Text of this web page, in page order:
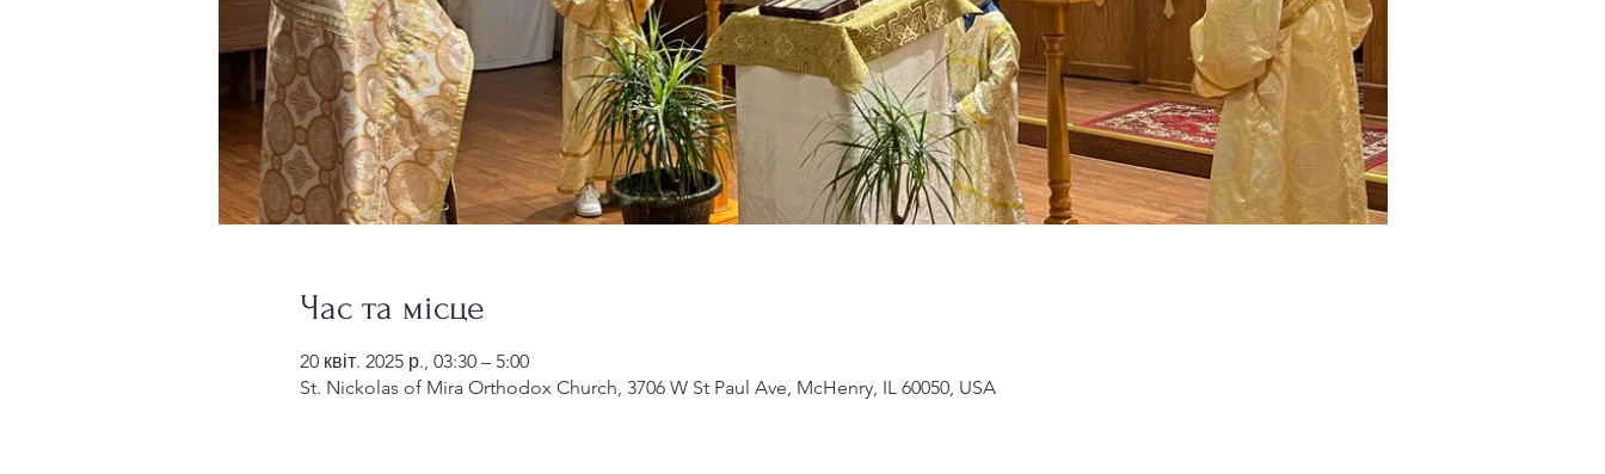
Час та місце
20 квіт. 2025 р., 03:30 – 5:00
St. Nickolas of Mira Orthodox Church, 3706 W St Paul Ave, McHenry, IL 60050, USA